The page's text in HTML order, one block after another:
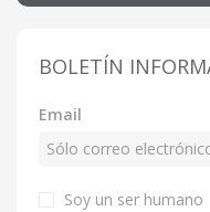
BOLETÍN
Email
Soy un ser humano